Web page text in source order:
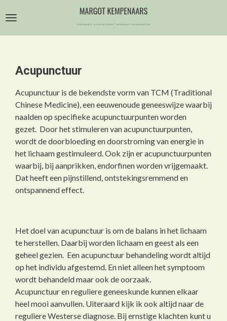
direct
naar
Acupunctuur
Acupunctuur is de bekendste vorm van TCM (Traditional
Chinese Medicine), een eeuwenoude geneeswijze waarbij
naalden op specifieke acupunctuurpunten worden
gezet. Door het stimuleren van acupunctuurpunten,
wordt de doorbloeding en doorstroming van energie in
het lichaam gestimuleerd. Ook zijn er acupunctuurpunten
waarbij, bij aanprikken, endorfinen worden vrijgemaakt.
Dat heeft een pijnstillend, ontstekingsremmend en
ontspannend effect.
Het doel van acupunctuur is om de balans in het lichaam
te herstellen. Daarbij worden lichaam en geest als een
geheel gezien. Een acupunctuur behandeling wordt altijd
op het individu afgestemd. En niet alleen het symptoom
wordt behandeld maar ook de oorzaak.
Acupunctuur en reguliere geneeskunde kunnen elkaar
heel mooi aanvullen. Uiteraard kijk ik ook altijd naar de
reguliere Westerse diagnose. Bij ernstige klachten kunt u